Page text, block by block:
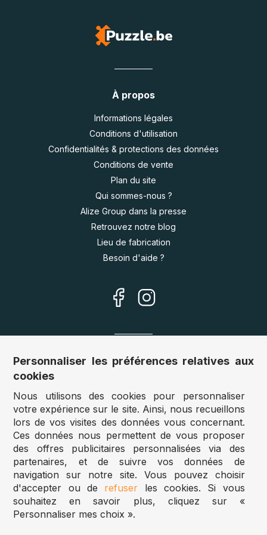
À propos
Informations légales
Conditions d'utilisation
Confidentialités & protections des données
Conditions de vente
Plan du site
Qui sommes-nous ?
Alize Group dans la presse
Retrouvez notre blog
Lieu de fabrication
Besoin d'aide ?
Nos sites
Autriche :www.puzzle.at
Belgique :www.puzzle.be
Royaume Uni :
www.jigsawpuzzle.co.uk
Accès revendeurs / détaillants
Vous avez un magasin ?
Vous souhaitez accéder à nos prix revendeurs ?
Personnaliser les préférences relatives aux
cookies
Nous utilisons des cookies pour personnaliser
votre expérience sur le site. Ainsi, nous recueillons
lors de vos visites des données vous concernant.
Ces données nous permettent de vous proposer
des offres publicitaires personnalisées via des
partenaires, et de suivre vos données de
navigation sur notre site. Vous pouvez choisir
d'accepter ou de refuser les cookies. Si vous
souhaitez en savoir plus, cliquez sur «
Personnaliser mes choix ».